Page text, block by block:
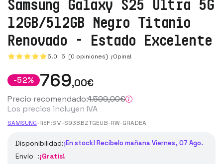
Samsung Galaxy S25 Ultra 5G
12GB/512GB Negro Titanio
Renovado - Estado Excelente
5.0 5 (0 opiniones) ¡Opina!
-52% 769,00€
Precio recomendado:1.599,00€
Los precios incluyen IVA
SAMSUNG-REF:SM-S938BZTGEUB-RW-GRADEA
Disponibilidad:¡En stock! Recíbelo mañana Viernes, 07 Ago.
Envío :¡Gratis!